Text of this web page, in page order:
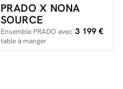
PRADO X NONA
SOURCE
Ensemble PRADO avec
table à manger
extensible 110 à 210
3 199 €